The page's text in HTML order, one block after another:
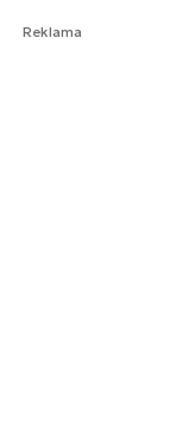
Reklama